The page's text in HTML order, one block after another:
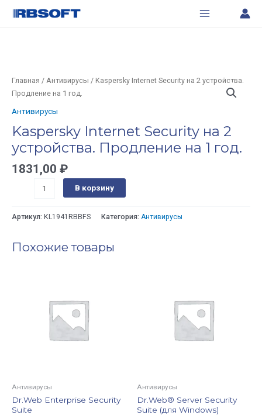
Main
Главная / Антивирусы / Kaspersky Internet Security на 2 устройства.
Продление на 1 год.
Антивирусы
Kaspersky Internet Security на 2
устройства. Продление на 1 год.
1831,00 ₽
Количество
товара
Security
на
2
устройства.
год.
В корзину
Артикул: KL1941RBBFS Категория: Антивирусы
Похожие товары
Антивирусы
Dr.Web Enterprise Security
Suite
Антивирусы
Dr.Web® Server Security
Suite (для Windows)
Internet
год.